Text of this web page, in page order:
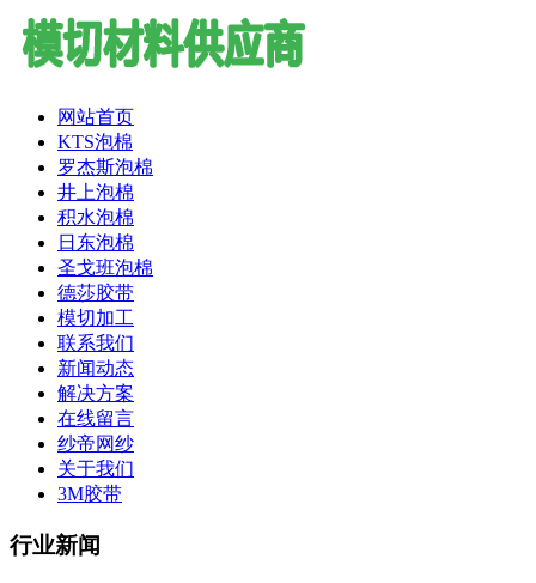
网站首页
KTS泡棉
罗杰斯泡棉
井上泡棉
积水泡棉
日东泡棉
圣戈班泡棉
德莎胶带
模切加工
联系我们
新闻动态
解决方案
在线留言
纱帝网纱
关于我们
3M胶带
行业新闻